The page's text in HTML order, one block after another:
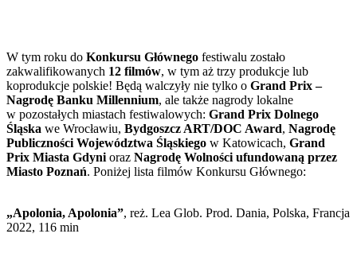
W tym roku do Konkursu Głównego festiwalu zostało
zakwalifikowanych 12 filmów, w tym aż trzy produkcje lub
koprodukcje polskie! Będą walczyły nie tylko o Grand Prix –
Nagrodę Banku Millennium, ale także nagrody lokalne
w pozostałych miastach festiwalowych: Grand Prix Dolnego
Śląska we Wrocławiu, Bydgoszcz ART/DOC Award, Nagrodę
Publiczności Województwa Śląskiego w Katowicach, Grand
Prix Miasta Gdyni oraz Nagrodę Wolności ufundowaną przez
Miasto Poznań. Poniżej lista filmów Konkursu Głównego:
„Apolonia, Apolonia”, reż. Lea Glob. Prod. Dania, Polska, Francja
2022, 116 min